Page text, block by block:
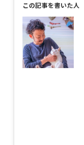
この記事を書いた人